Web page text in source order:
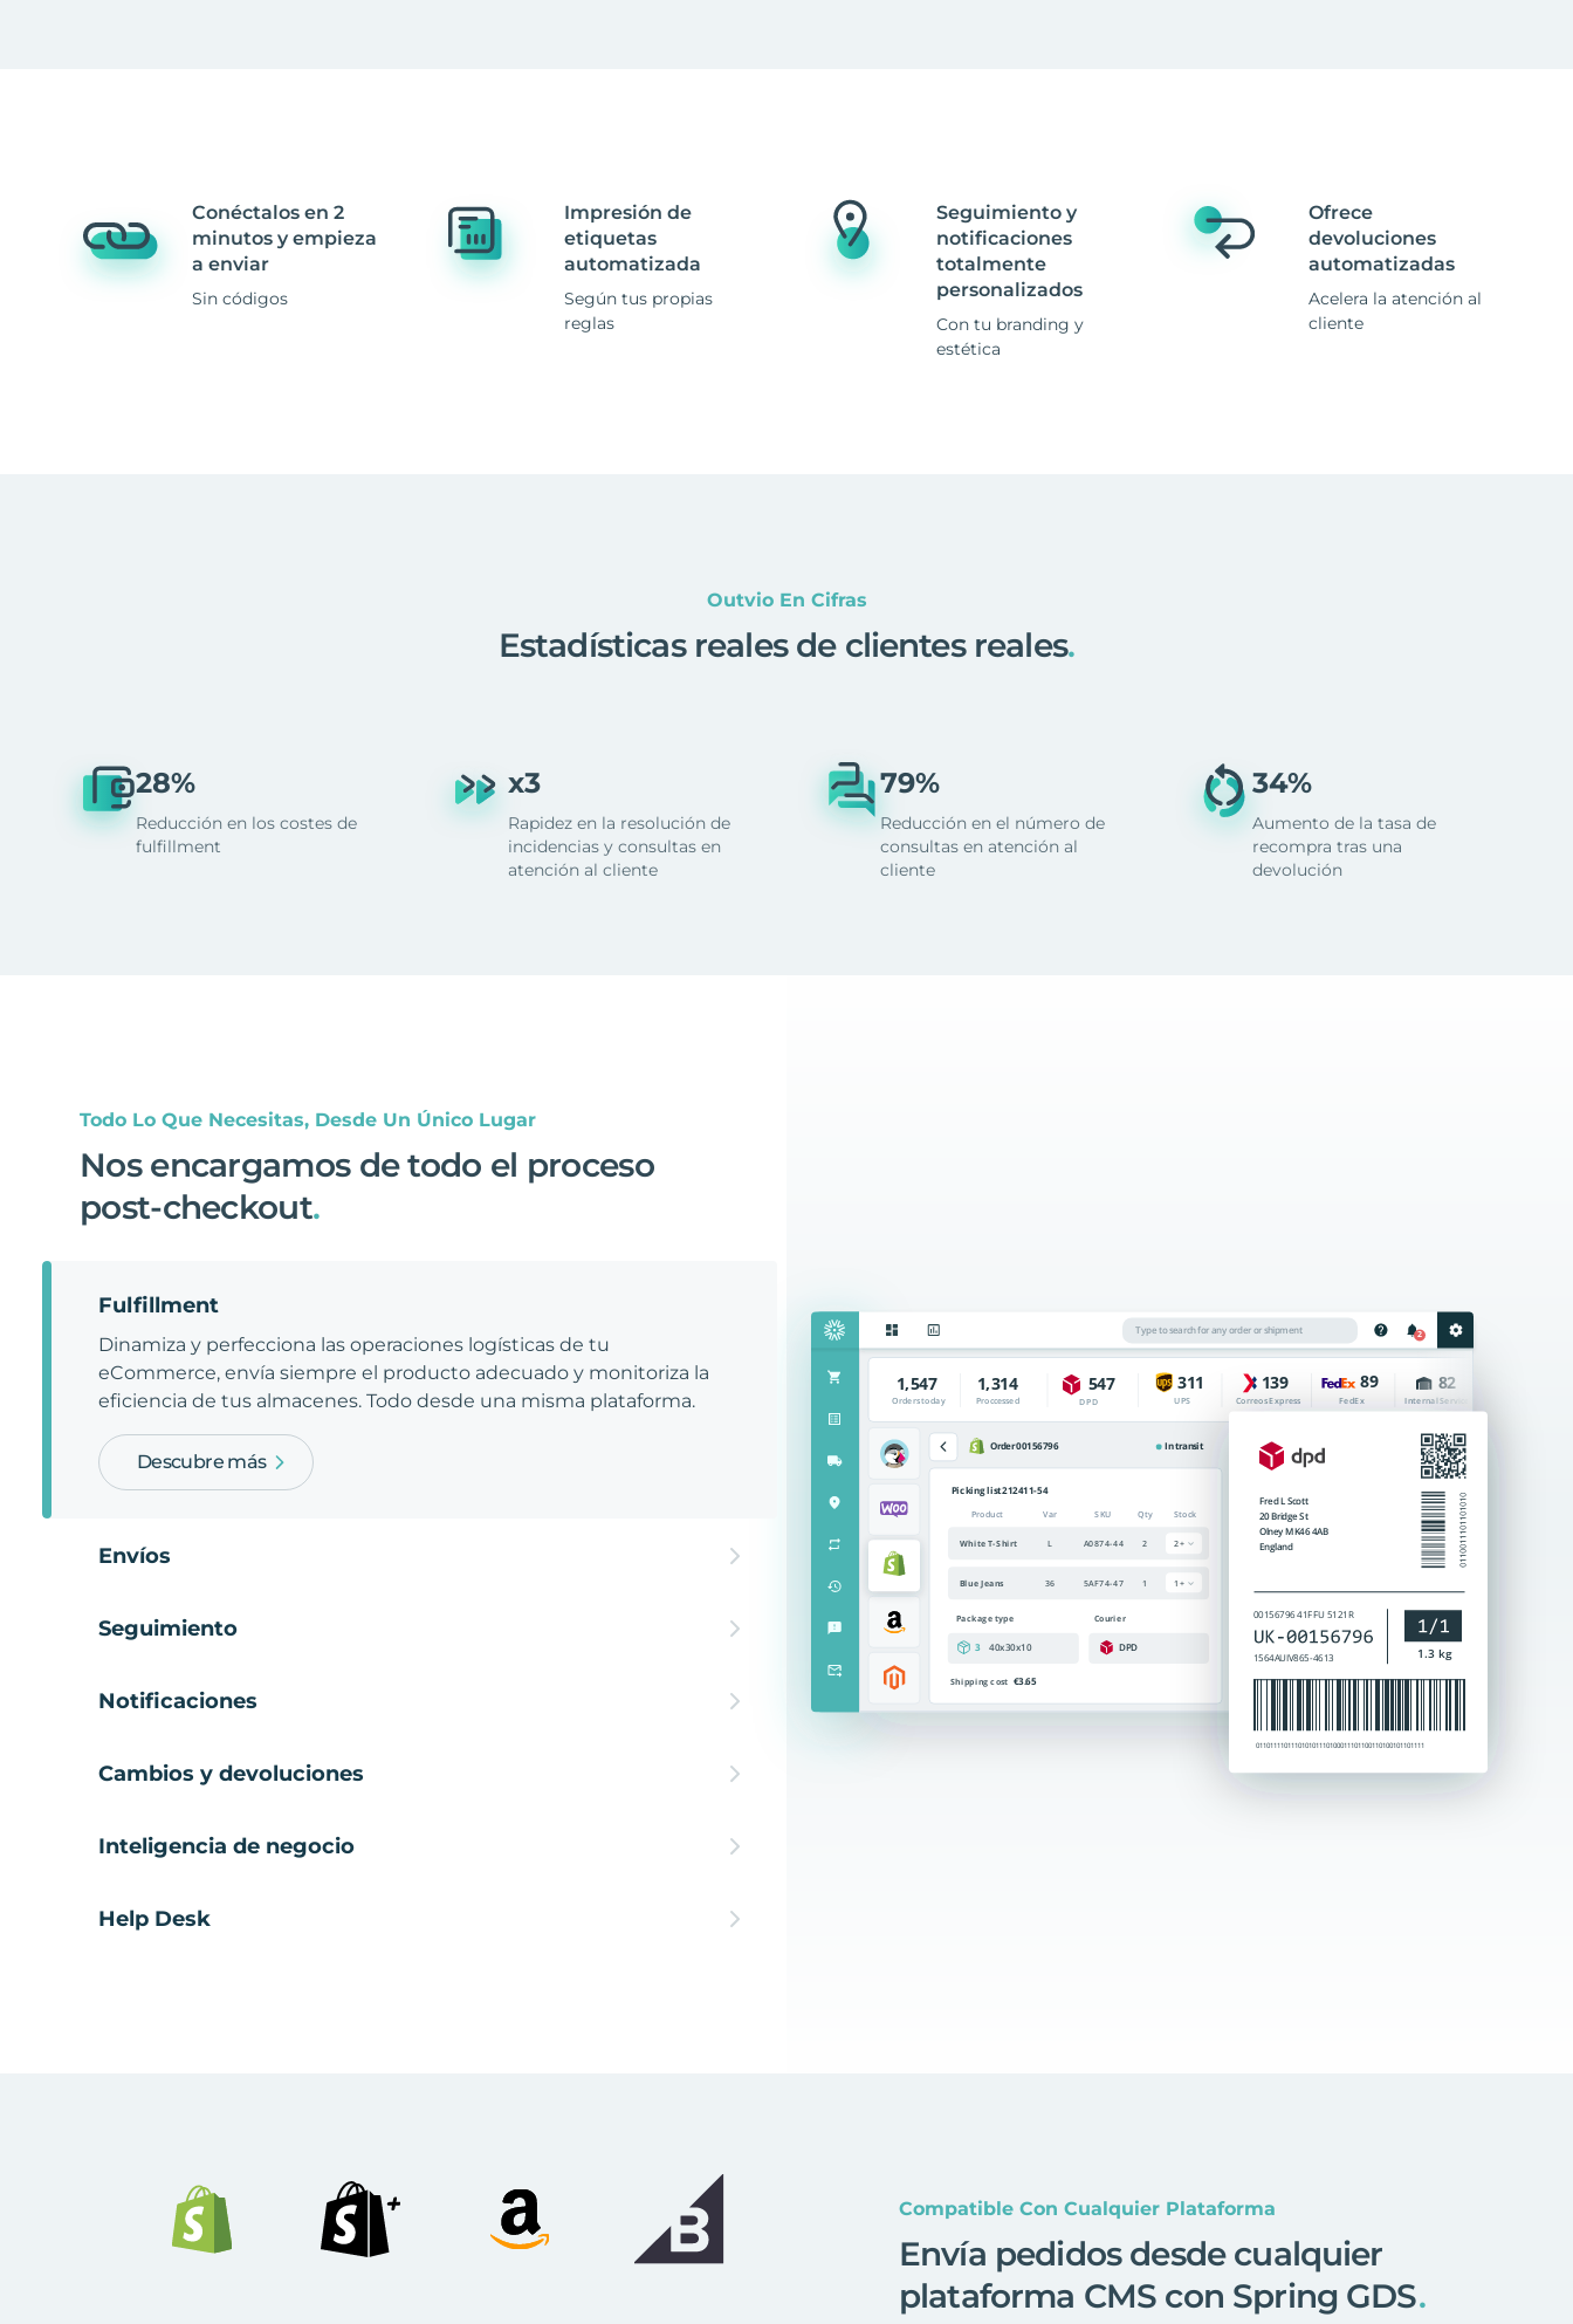
Conéctalos en 2
minutos y empieza
a enviar
Sin códigos
Impresión de
etiquetas
automatizada
Según tus propias
reglas
Seguimiento y
notificaciones
totalmente
personalizados
Con tu branding y
estética
Ofrece
devoluciones
automatizadas
Acelera la atención al
cliente
Outvio En Cifras
Estadísticas reales de clientes reales.
28%
Reducción en los costes de
fulfillment
x3
Rapidez en la resolución de
incidencias y consultas en
atención al cliente
79%
Reducción en el número de
consultas en atención al
cliente
34%
Aumento de la tasa de
recompra tras una
devolución
Todo Lo Que Necesitas, Desde Un Único Lugar
Nos encargamos de todo el proceso
post-checkout.
Fulfillment
Dinamiza y perfecciona las operaciones logísticas de tu
eCommerce, envía siempre el producto adecuado y monitoriza la
eficiencia de tus almacenes. Todo desde una misma plataforma.
Descubre más
Envíos
Seguimiento
Notificaciones
Cambios y devoluciones
Inteligencia de negocio
Help Desk
Compatible Con Cualquier Plataforma
Envía pedidos desde cualquier
plataforma CMS con Spring GDS.